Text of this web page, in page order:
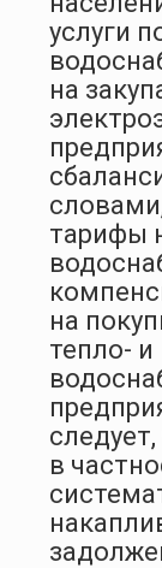
услуги
на
тарифы
на
тепло- и
в